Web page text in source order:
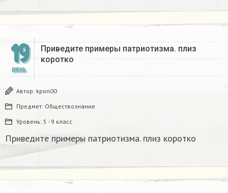
19
ИЮНЬ
Приведите примеры патриотизма. плиз
коротко
Автор: kpon00
Предмет: Обществознание
Уровень: 5 - 9 класс
Приведите примеры патриотизма. плиз коротко